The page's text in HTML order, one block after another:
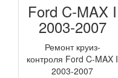
Ford C-MAX I
2003-2007
Ремонт круиз-
контроля Ford C-MAX I
2003-2007